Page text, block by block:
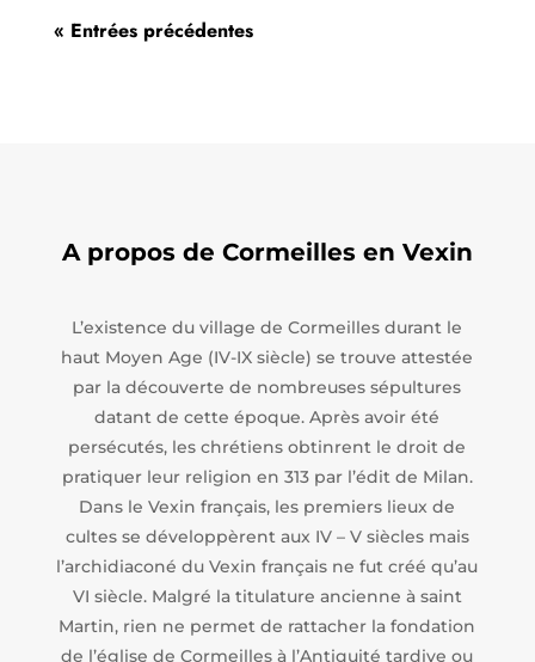
« Entrées précédentes
A propos de Cormeilles en Vexin
L’existence du village de Cormeilles durant le
haut Moyen Age (IV-IX siècle) se trouve attestée
par la découverte de nombreuses sépultures
datant de cette époque. Après avoir été
persécutés, les chrétiens obtinrent le droit de
pratiquer leur religion en 313 par l’édit de Milan.
Dans le Vexin français, les premiers lieux de
cultes se développèrent aux IV – V siècles mais
l’archidiaconé du Vexin français ne fut créé qu’au
VI siècle. Malgré la titulature ancienne à saint
Martin, rien ne permet de rattacher la fondation
de l’église de Cormeilles à l’Antiquité tardive ou